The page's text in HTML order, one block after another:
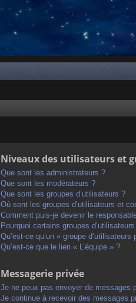
Niveaux des utilisateurs et
Que sont les administrateurs ?
Que sont les modérateurs ?
Que sont les groupes d’utilisateurs ?
Où sont les groupes d’utilisateurs et
Comment puis-je devenir le
Pourquoi certains groupes
Qu’est-ce qu’un « groupe d’utilisateurs
Qu’est-ce que le lien « L’équipe » ?
Messagerie privée
Je ne peux pas envoyer de messages
Je continue à recevoir des messages